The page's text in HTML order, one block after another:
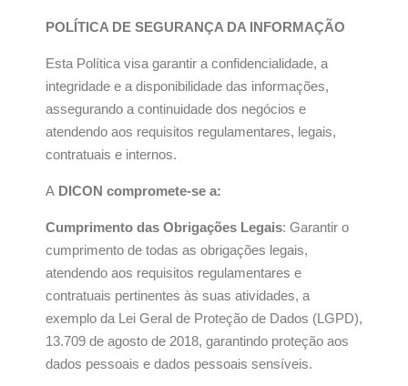
POLÍTICA DE SEGURANÇA DA INFORMAÇÃO
Esta Política visa garantir a confidencialidade, a
integridade e a disponibilidade das informações,
assegurando a continuidade dos negócios e
atendendo aos requisitos regulamentares, legais,
contratuais e internos.
A DICON compromete-se a:
Cumprimento das Obrigações Legais: Garantir o
cumprimento de todas as obrigações legais,
atendendo aos requisitos regulamentares e
contratuais pertinentes às suas atividades, a
exemplo da Lei Geral de Proteção de Dados (LGPD),
13.709 de agosto de 2018, garantindo proteção aos
dados pessoais e dados pessoais sensíveis.